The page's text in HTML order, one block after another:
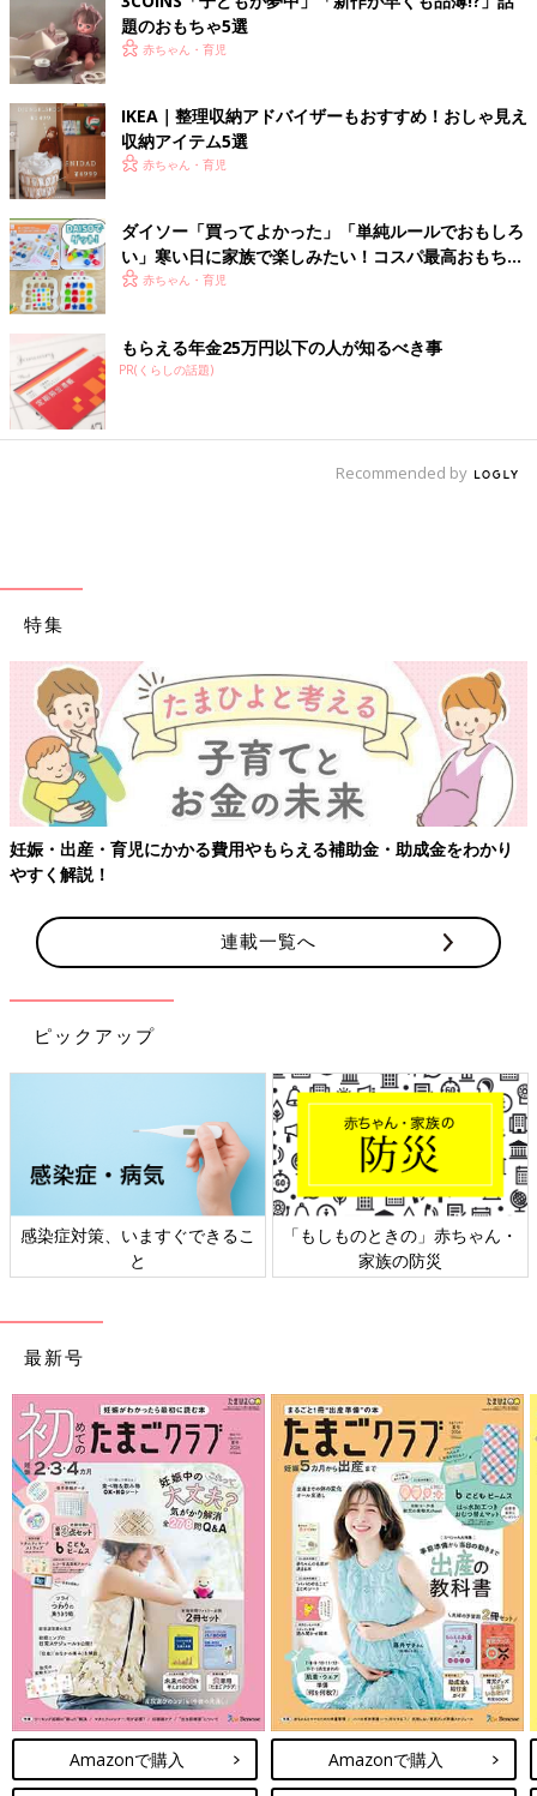
題のおもちゃ5選
赤ちゃん・育児
IKEA｜整理収納アドバイザーもおすすめ！おしゃ見え
収納アイテム5選
赤ちゃん・育児
ダイソー「買ってよかった」「単純ルールでおもしろ
い」寒い日に家族で楽しみたい！コスパ最高おもちゃ
4選赤ちゃん・育児
もらえる年金25万円以下の人が知るべき事
PR(くらしの話題)
Recommended by
特集
妊娠・出産・育児にかかる費用やもらえる補助金・助成金をわかり
やすく解説！
連載一覧へ
ピックアップ
感染症対策、いますぐできるこ
と
「もしものときの」赤ちゃん・
家族の防災
最新号
Amazonで購入 Amazonで購入